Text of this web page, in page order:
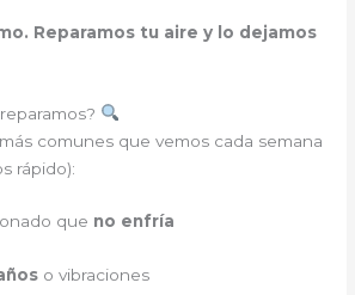
Reparamos tu aire y lo dejamos
comunes que vemos cada semana
rápido):
que no enfría
o vibraciones